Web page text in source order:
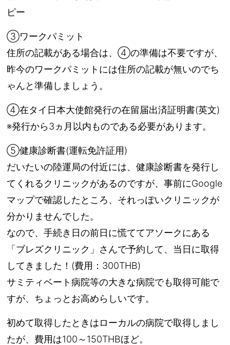
ピー
③ワークパミット
住所の記載がある場合は、④の準備は不要ですが、
昨今のワークパミットには住所の記載が無いのでち
ゃんと準備しましょう。
④在タイ日本大使館発行の在留届出済証明書(英文)
※発行から3ヵ月以内ものである必要があります。
⑤健康診断書(運転免許証用)
だいたいの陸運局の付近には、健康診断書を発行し
てくれるクリニックがあるのですが、事前にGoogle
マップで確認したところ、それっぽいクリニックが
分かりませんでした。
なので、手続き日の前日に慌ててアソークにある
「ブレズクリニック」さんで予約して、当日に取得
してきました！(費用：300THB)
サミティベート病院等の大きな病院でも取得可能で
すが、ちょっとお高めらしいです。
初めて取得したときはローカルの病院で取得しまし
たが、費用は100～150THBほど。